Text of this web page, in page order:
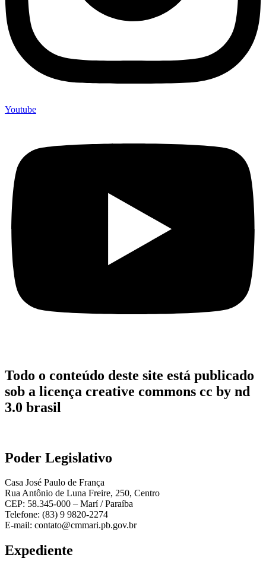
Youtube
Todo o conteúdo deste site está publicado
sob a licença creative commons cc by nd
3.0 brasil
Poder Legislativo
Casa José Paulo de França
Rua Antônio de Luna Freire, 250, Centro
CEP: 58.345-000 – Marí / Paraíba
Telefone: (83) 9 9820-2274
E-mail: contato@cmmari.pb.gov.br
Expediente